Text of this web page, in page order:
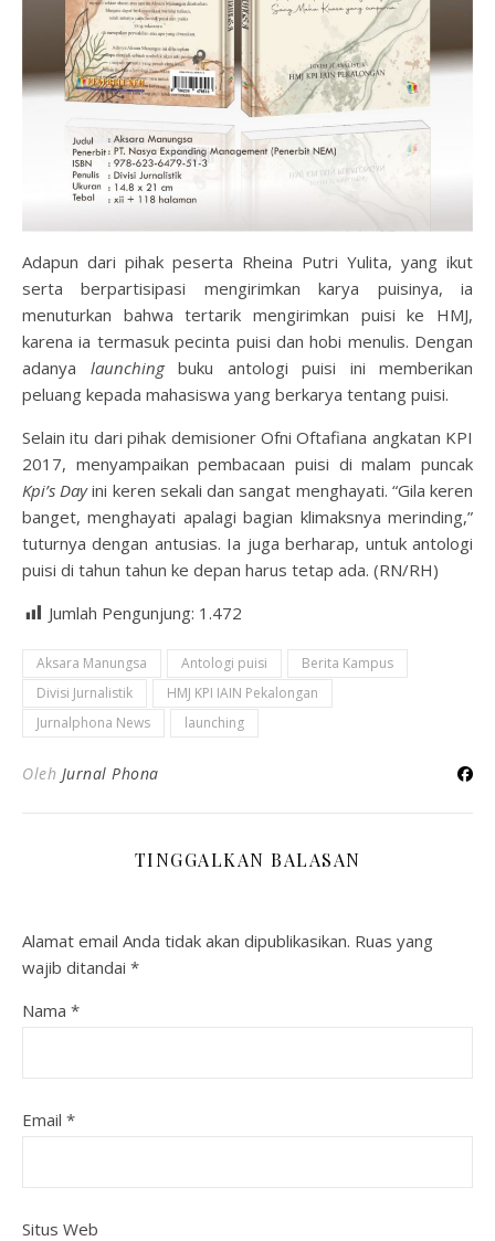
Adapun dari pihak peserta Rheina Putri Yulita, yang ikut
serta berpartisipasi mengirimkan karya puisinya, ia
menuturkan bahwa tertarik mengirimkan puisi ke HMJ,
karena ia termasuk pecinta puisi dan hobi menulis. Dengan
adanya launchingbuku antologi puisi ini memberikan
peluang kepada mahasiswa yang berkarya tentang puisi.
Selain itu dari pihak demisioner Ofni Oftafiana angkatan KPI
2017, menyampaikan pembacaan puisi di malam puncak
Kpi’s Dayini keren sekali dan sangat menghayati. “Gila keren
banget, menghayati apalagi bagian klimaksnya merinding,”
tuturnya dengan antusias. Ia juga berharap, untuk antologi
puisi di tahun tahun ke depan harus tetap ada. (RN/RH)
Jumlah Pengunjung: 1.472
Aksara Manungsa Antologi puisi
Berita Kampus
Divisi Jurnalistik
HMJ KPI IAIN Pekalongan
Jurnalphona News
launching
Oleh Jurnal Phona
TINGGALKAN BALASAN
Alamat email Anda tidak akan dipublikasikan. Ruas yang
wajib ditandai *
Nama *
Email *
Situs Web